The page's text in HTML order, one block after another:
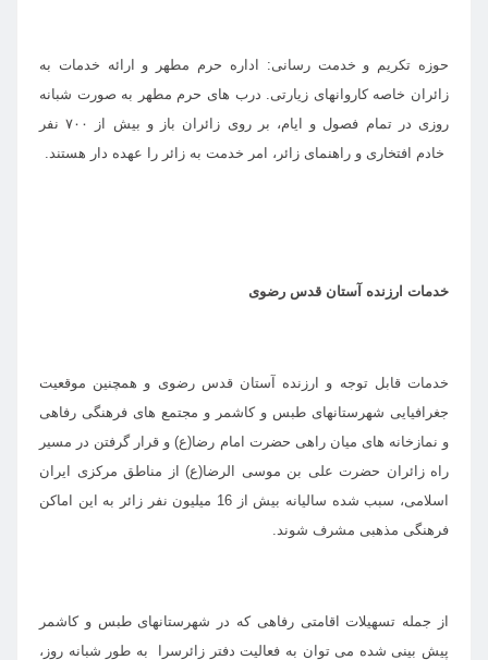
حوزه تکریم و خدمت رسانی: اداره حرم مطهر و ارائه خدمات به
زائران خاصه کاروانهای زیارتی. درب های حرم مطهر به صورت شبانه
روزی در تمام فصول و ایام، بر روی زائران باز و بیش از ۷۰۰ نفر
خادم افتخاری و راهنمای زائر، امر خدمت به زائر را عهده دار هستند.
خدمات ارزنده آستان قدس رضوی
خدمات قابل توجه و ارزنده آستان قدس رضوی و همچنین موقعیت
جغرافیایی شهرستانهای طبس و کاشمر و مجتمع های فرهنگی رفاهی
و نمازخانه های میان راهی حضرت امام رضا(ع) و قرار گرفتن در مسیر
راه زائران حضرت علی بن موسی الرضا(ع) از مناطق مرکزی ایران
اسلامی، سبب شده سالیانه بیش از
16 میلیون نفر زائر به این اماکن
فرهنگی مذهبی مشرف شوند.
از جمله تسهیلات اقامتی رفاهی که در شهرستانهای طبس و کاشمر
پیش بینی شده می توان به فعالیت دفتر زائرسرا به طور شبانه روز،